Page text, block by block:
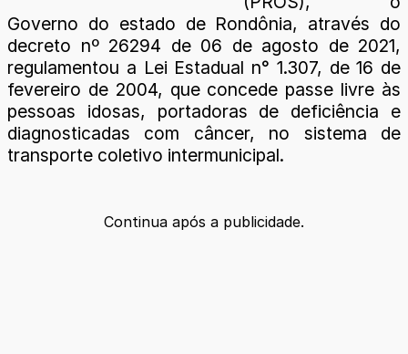
Governo do estado de Rondônia, através do
decreto nº 26294 de 06 de agosto de 2021,
regulamentou a Lei Estadual n° 1.307, de 16 de
fevereiro de 2004, que concede passe livre às
pessoas idosas, portadoras de deficiência e
diagnosticadas com câncer, no sistema de
transporte coletivo intermunicipal.
Continua após a publicidade.